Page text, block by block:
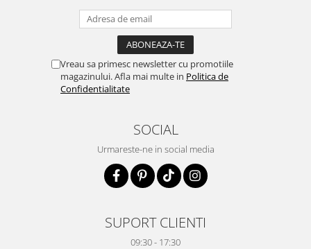
Vreau sa primesc newsletter cu promotiile
magazinului. Afla mai multe in Politica de
Confidentialitate
SOCIAL
Urmareste-ne in social media
SUPORT CLIENTI
09:30 - 17:30